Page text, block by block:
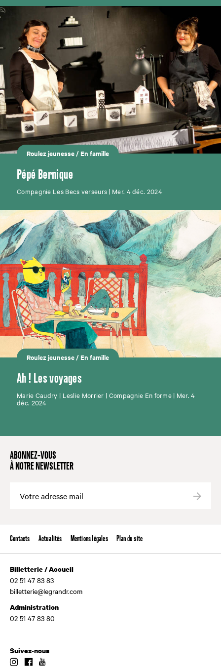
Roulez jeunesse/ En famille
Pépé Bernique
Compagnie Les Becs verseurs | Mer. 4 déc. 2024
Roulez jeunesse / En famille
Ah ! Les voyages
Marie Caudry | Leslie Morrier | Compagnie En forme | Mer. 4
déc. 2024
ABONNEZ-VOUS
À NOTRE NEWSLETTER
Contacts Actualités Mentions légales Plan du site
Billetterie / Accueil
02 51 47 83 83
billetterie@legrandr.com
Administration
02 51 47 83 80
Suivez-nous
InstagramFacebook